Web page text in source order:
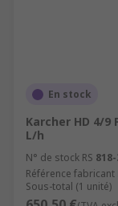
En stock
Karcher HD 4/9
L/h
N° de stock RS
Référence fabricant
Sous-total (1 unité)